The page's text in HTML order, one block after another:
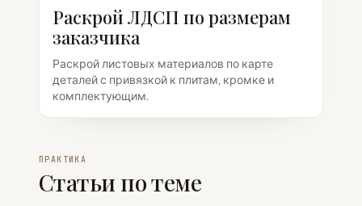
Раскрой ЛДСП по размерам
заказчика
Раскрой листовых материалов по карте
деталей с привязкой к плитам, кромке и
комплектующим.
ПРАКТИКА
Статьи по теме